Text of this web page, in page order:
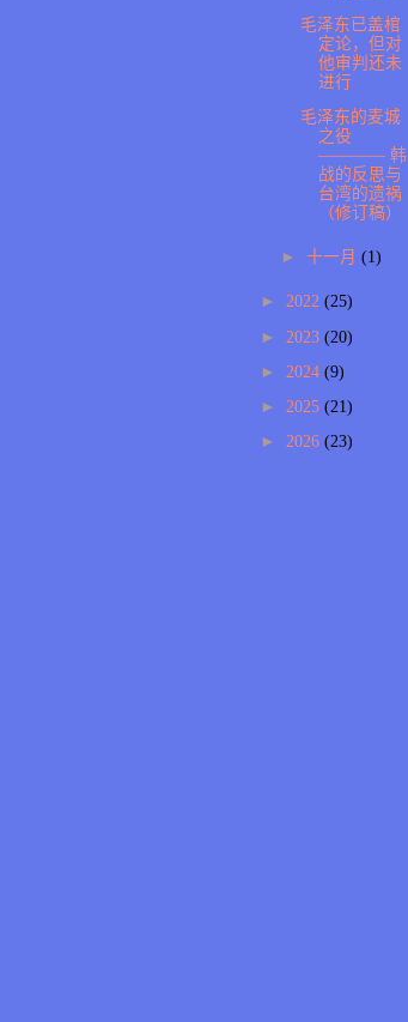
毛泽东已盖棺
定论，但对
他审判还未
进行
毛泽东的麦城
之役
———— 韩
战的反思与
台湾的遗祸
（修订稿）
► 十一月 (1)
► 2022 (25)
► 2023 (20)
► 2024 (9)
► 2025 (21)
► 2026 (23)